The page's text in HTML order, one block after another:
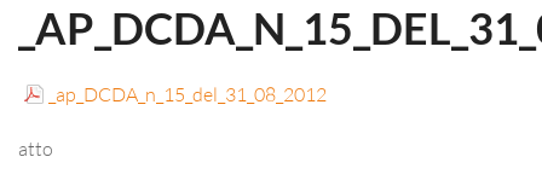
_ap_DCDA_n_15_del_31_08_2012
atto